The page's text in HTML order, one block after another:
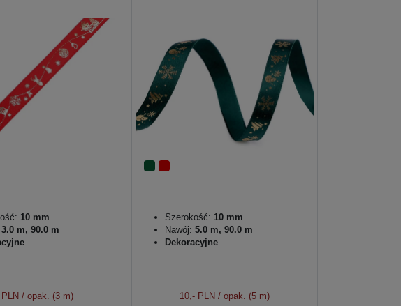
10 mm
3.0 m, 90.0 m
/ opak. (3 m)
Szerokość: 10 mm
Nawój: 5.0 m, 90.0 m
Dekoracyjne
10,- PLN / opak. (5 m)